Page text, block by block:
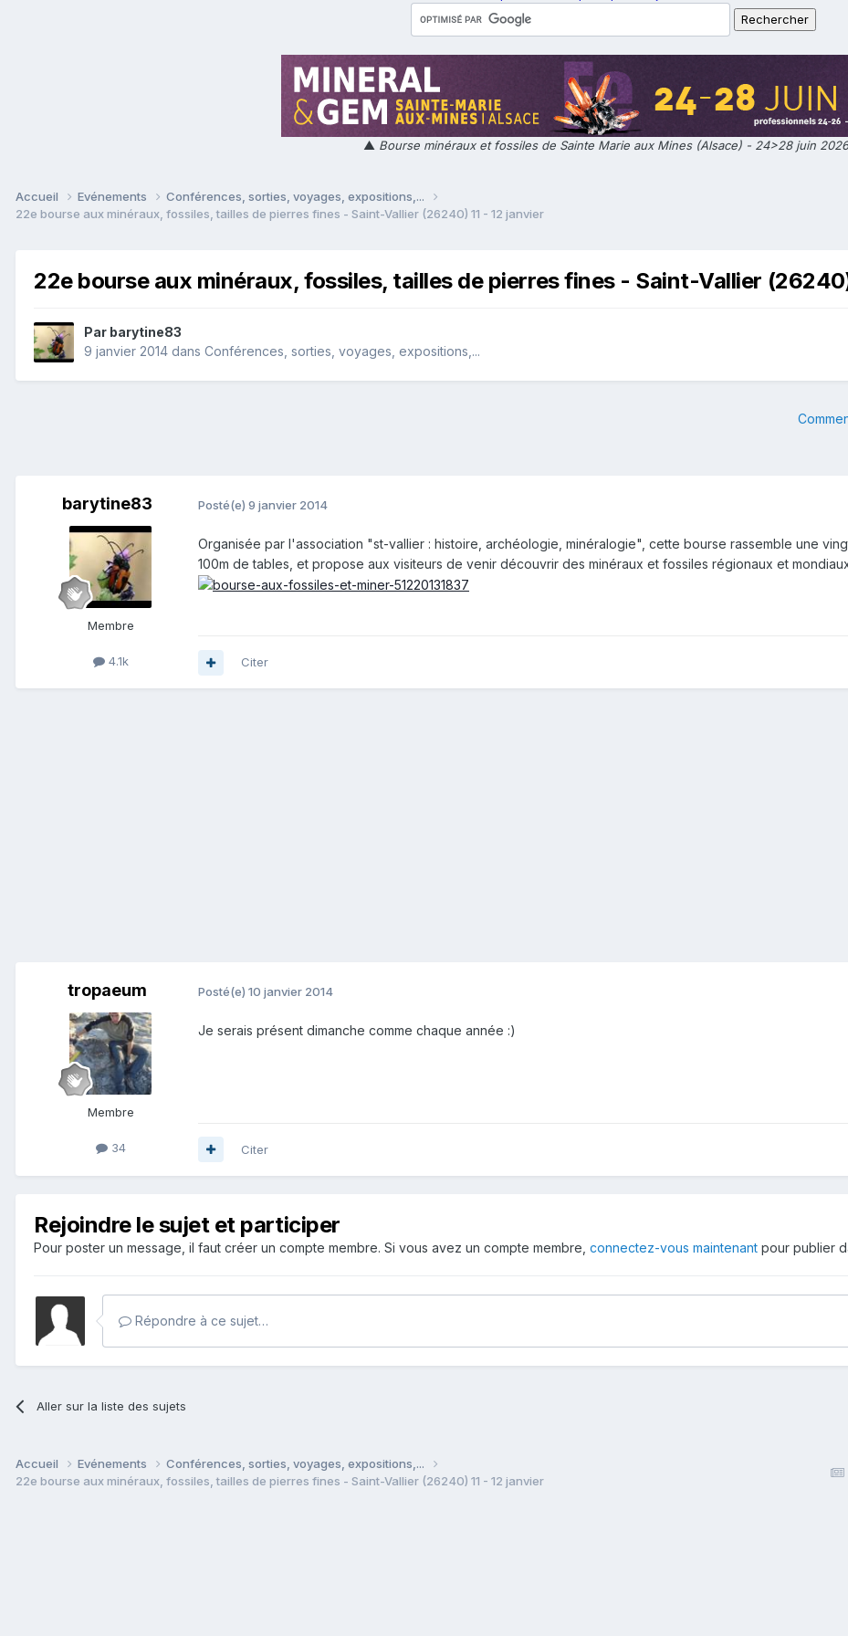
▲ Bourse minéraux et fossiles de Sainte Marie aux Mines (Alsace) - 24>28 juin 2026
Accueil Evénements
Conférences, sorties, voyages, expositions,...
22e bourse aux minéraux, fossiles, tailles de pierres fines - Saint-Vallier (26240) 11 - 12 janvier
22e bourse aux minéraux, fossiles, tailles de pierres fines - Saint-Vallier
Par barytine83
9 janvier 2014 dans Conférences, sorties, voyages, expositions,...
barytine83
Membre
4.1k
Posté(e) 9 janvier 2014
Organisée par l'association "st-vallier : histoire, archéologie, minéralogie", cette bourse rassemble une
100m de tables, et propose aux visiteurs de venir découvrir des minéraux et fossiles régionaux et
Citer
tropaeum
Membre
34
Posté(e) 10 janvier 2014
Je serais présent dimanche comme chaque année :)
Citer
Rejoindre le sujet et participer
Pour poster un message, il faut créer un compte membre. Si vous avez un compte membre, connectez-vous maintenant pour publier
Répondre à ce sujet…
Aller sur la liste des sujets
Accueil Evénements
Conférences, sorties, voyages, expositions,...
22e bourse aux minéraux, fossiles, tailles de pierres fines - Saint-Vallier (26240) 11 - 12 janvier